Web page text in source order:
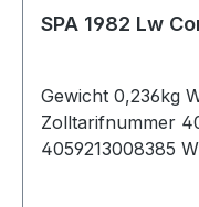
SPA 1982 Lw
Gewicht 0,236kg
Zolltarifnummer
4059213008385